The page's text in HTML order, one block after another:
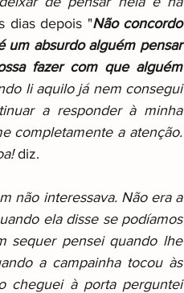
dias depois "Não concordo
um absurdo alguém pensar
fazer com que alguém
li aquilo já nem consegui
a responder à minha
completamente a atenção.
diz.
não interessava. Não era a
ela disse se podíamos
sequer pensei quando lhe
a campainha tocou às
cheguei à porta perguntei